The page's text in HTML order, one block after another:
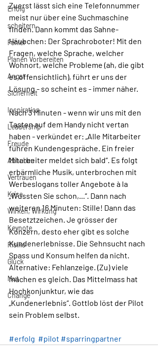
Erfolg
scheitern
Fehler
Planen Vorbereiten
Angst
Sicherheit
Inspiration
Leadership
Freude
Abheben
Vertrauen
Krise
Wirken, Wirkung
Keynote
Risiko
Glück
Mut
Change
Zuerst lässt sich eine Telefonnummer
meist nur über eine Suchmaschine
finden. Dann kommt das Sahne-
Häubchen: Der Sprachroboter! Mit den
Fragen, welche Sprache, welcher
Wohnort, welche Probleme (ah, die gibt
es offensichtlich), führt er uns der
Lösung - so scheint es - immer näher.
Nach 3 Minuten - wenn wir uns mit den
Tasten auf dem Handy nicht vertan
haben - verkündet er: „Alle Mitarbeiter
führen Kundengespräche. Ein freier
Mitarbeiter meldet sich bald“. Es folgt
erbärmliche Musik, unterbrochen mit
Werbeslogans toller Angebote à la
„Wussten Sie schon,...“. Dann nach
weiteren 16 Minuten: Stille! Dann das
Besetztzeichen. Je grösser der
Konzern, desto eher gibt es solche
Kundenerlebnisse. Die Sehnsucht nach
Spass und Konsum helfen da nicht.
Alternative: Fehlanzeige. (Zu) viele
machen es gleich. Das Mittelmass hat
Hochkonjunktur, wie das
„Kundenerlebnis“. Gottlob löst der Pilot
sein Problem selbst.
#erfolg #pilot #sparringpartner